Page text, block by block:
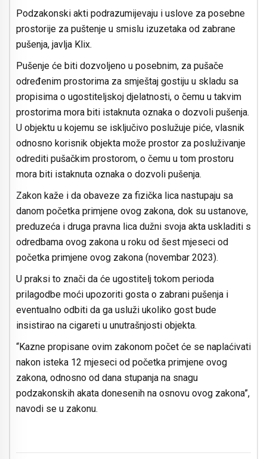
Podzakonski akti podrazumijevaju i uslove za posebne
prostorije za puštenje u smislu izuzetaka od zabrane
pušenja, javlja Klix.
Pušenje će biti dozvoljeno u posebnim, za pušače
određenim prostorima za smještaj gostiju u skladu sa
propisima o ugostiteljskoj djelatnosti, o čemu u takvim
prostorima mora biti istaknuta oznaka o dozvoli pušenja.
U objektu u kojemu se isključivo poslužuje piće, vlasnik
odnosno korisnik objekta može prostor za posluživanje
odrediti pušačkim prostorom, o čemu u tom prostoru
mora biti istaknuta oznaka o dozvoli pušenja.
Zakon kaže i da obaveze za fizička lica nastupaju sa
danom početka primjene ovog zakona, dok su ustanove,
preduzeća i druga pravna lica dužni svoja akta uskladiti s
odredbama ovog zakona u roku od šest mjeseci od
početka primjene ovog zakona (novembar 2023).
U praksi to znači da će ugostitelj tokom perioda
prilagodbe moći upozoriti gosta o zabrani pušenja i
eventualno odbiti da ga usluži ukoliko gost bude
insistirao na cigareti u unutrašnjosti objekta.
“Kazne propisane ovim zakonom počet će se naplaćivati
nakon isteka 12 mjeseci od početka primjene ovog
zakona, odnosno od dana stupanja na snagu
podzakonskih akata donesenih na osnovu ovog zakona”,
navodi se u zakonu.